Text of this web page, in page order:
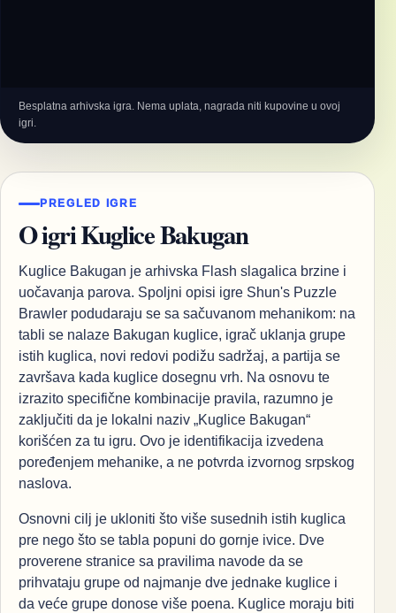
Besplatna arhivska igra. Nema uplata, nagrada niti kupovine u ovoj
igri.
PREGLED IGRE
O igri Kuglice Bakugan
Kuglice Bakugan je arhivska Flash slagalica brzine i
uočavanja parova. Spoljni opisi igre Shun's Puzzle
Brawler podudaraju se sa sačuvanom mehanikom: na
tabli se nalaze Bakugan kuglice, igrač uklanja grupe
istih kuglica, novi redovi podižu sadržaj, a partija se
završava kada kuglice dosegnu vrh. Na osnovu te
izrazito specifične kombinacije pravila, razumno je
zaključiti da je lokalni naziv „Kuglice Bakugan“
korišćen za tu igru. Ovo je identifikacija izvedena
poređenjem mehanike, a ne potvrda izvornog srpskog
naslova.
Osnovni cilj je ukloniti što više susednih istih kuglica
pre nego što se tabla popuni do gornje ivice. Dve
proverene stranice sa pravilima navode da se
prihvataju grupe od najmanje dve jednake kuglice i
da veće grupe donose više poena. Kuglice moraju biti